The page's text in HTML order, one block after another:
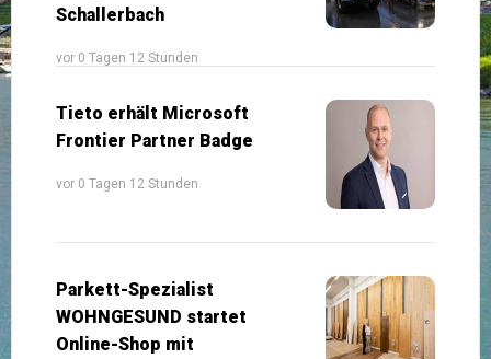
Schallerbach
vor 0 Tagen 12 Stunden
Tieto erhält Microsoft
Frontier Partner Badge
vor 0 Tagen 12 Stunden
Parkett-Spezialist
WOHNGESUND startet
Online-Shop mit